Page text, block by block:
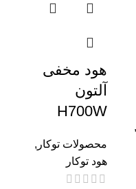
,
هود مخفی
آلتون
H700W
محصولات توکار ,
هود توکار